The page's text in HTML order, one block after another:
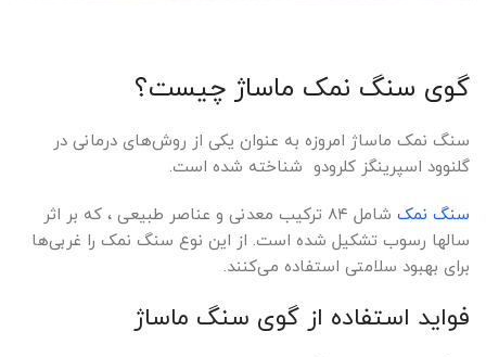
گوی سنگ نمک ماساژ چیست؟
سنگ نمک ماساژ امروزه به عنوان یکی از روش‌های درمانی در
گلنوود اسپرینگز کلرودو شناخته شده است.
سنگ نمک
شامل ۸۴ ترکیب معدنی و عناصر طبیعی ، که بر اثر
سالها رسوب تشکیل شده است. از این نوع سنگ نمک را غربی‌ها
برای بهبود سلامتی استفاده می‌کنند.
فواید استفاده از گوی سنگ ماساژ